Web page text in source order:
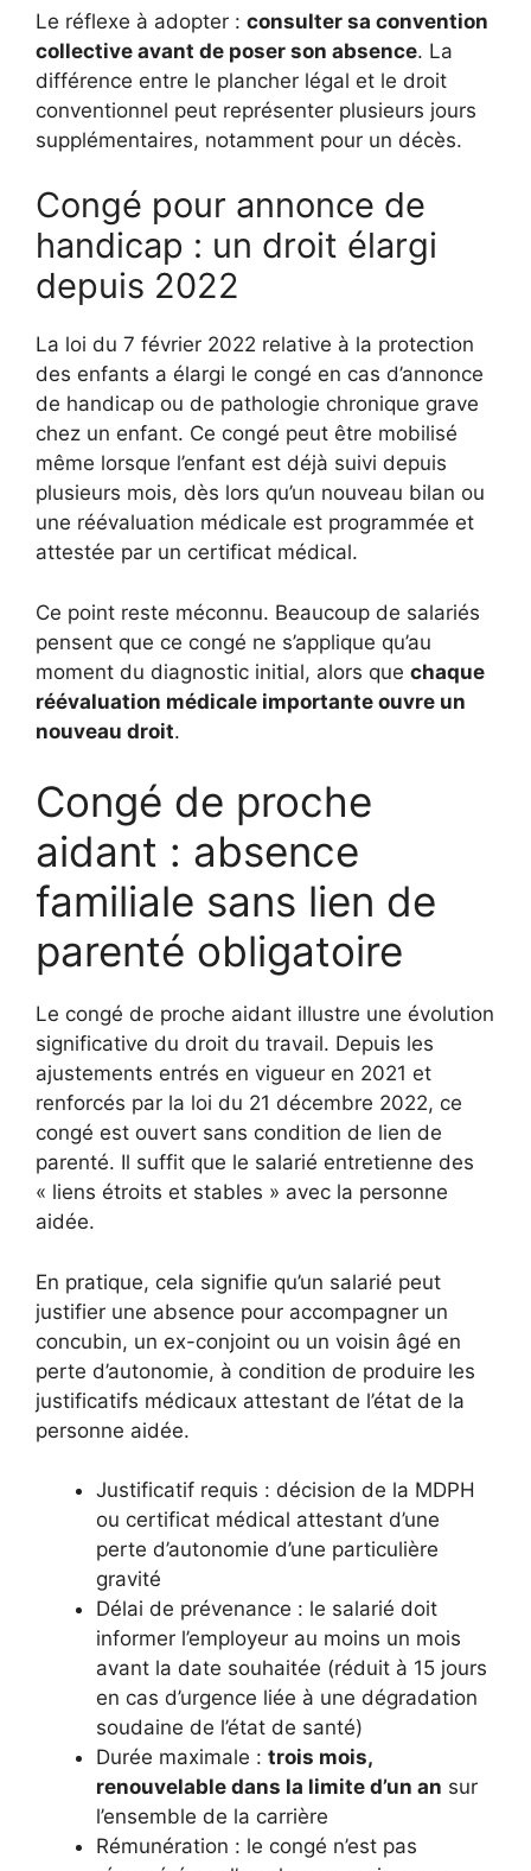
Le réflexe à adopter : consulter sa convention
collective avant de poser son absence. La
différence entre le plancher légal et le droit
conventionnel peut représenter plusieurs jours
supplémentaires, notamment pour un décès.
Congé pour annonce de
handicap : un droit élargi
depuis 2022
La loi du 7 février 2022 relative à la protection
des enfants a élargi le congé en cas d’annonce
de handicap ou de pathologie chronique grave
chez un enfant. Ce congé peut être mobilisé
même lorsque l’enfant est déjà suivi depuis
plusieurs mois, dès lors qu’un nouveau bilan ou
une réévaluation médicale est programmée et
attestée par un certificat médical.
Ce point reste méconnu. Beaucoup de salariés
pensent que ce congé ne s’applique qu’au
moment du diagnostic initial, alors que chaque
réévaluation médicale importante ouvre un
nouveau droit.
Congé de proche
aidant : absence
familiale sans lien de
parenté obligatoire
Le congé de proche aidant illustre une évolution
significative du droit du travail. Depuis les
ajustements entrés en vigueur en 2021 et
renforcés par la loi du 21 décembre 2022, ce
congé est ouvert sans condition de lien de
parenté. Il suffit que le salarié entretienne des
« liens étroits et stables » avec la personne
aidée.
En pratique, cela signifie qu’un salarié peut
justifier une absence pour accompagner un
concubin, un ex-conjoint ou un voisin âgé en
perte d’autonomie, à condition de produire les
justificatifs médicaux attestant de l’état de la
personne aidée.
Justificatif requis : décision de la MDPH
ou certificat médical attestant d’une
perte d’autonomie d’une particulière
gravité
Délai de prévenance : le salarié doit
informer l’employeur au moins un mois
avant la date souhaitée (réduit à 15 jours
en cas d’urgence liée à une dégradation
soudaine de l’état de santé)
Durée maximale : trois mois,
renouvelable dans la limite d’un an sur
l’ensemble de la carrière
Rémunération : le congé n’est pas